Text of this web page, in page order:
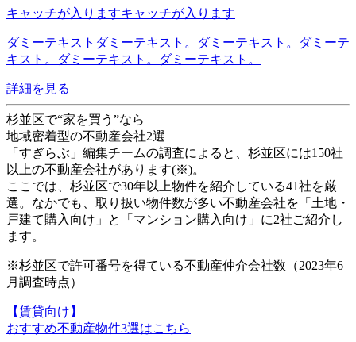
キャッチが入りますキャッチが入ります
ダミーテキストダミーテキスト。ダミーテキスト。ダミーテ
キスト。ダミーテキスト。ダミーテキスト。
詳細を見る
杉並区で“家を買う”なら
地域密着型の不動産会社2選
「すぎらぶ」編集チームの調査によると、 杉並区には150社
以上の不動産会社があります(※)。
ここでは、杉並区で30年以上物件を紹介している41社を厳
選。なかでも、取り扱い物件数が多い不動産会社を「土地・
戸建て購入向け」と「マンション購入向け」に2社ご紹介し
ます。
※杉並区で許可番号を得ている不動産仲介会社数（2023年6
月調査時点）
【賃貸向け】
おすすめ不動産物件3選はこちら